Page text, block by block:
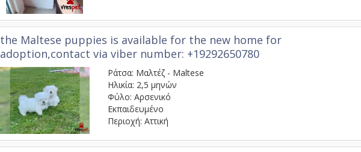
the Maltese puppies is available for the new home for
adoption,contact via viber number: +19292650780
Ράτσα: Μαλτέζ - Maltese
Ηλικία: 2,5 μηνών
Φύλο: Αρσενικό
Εκπαιδευμένο
Περιοχή: Αττική